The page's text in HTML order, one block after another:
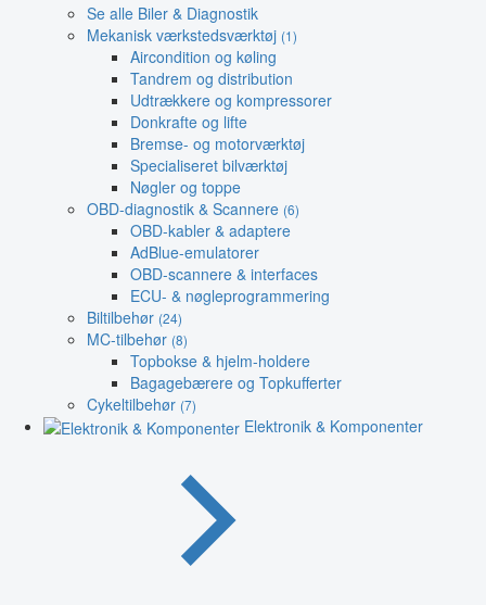
Se alle Biler & Diagnostik
Mekanisk værkstedsværktøj (1)
Aircondition og køling
Tandrem og distribution
Udtrækkere og kompressorer
Donkrafte og lifte
Bremse- og motorværktøj
Specialiseret bilværktøj
Nøgler og toppe
OBD-diagnostik & Scannere (6)
OBD-kabler & adaptere
AdBlue-emulatorer
OBD-scannere & interfaces
ECU- & nøgleprogrammering
Biltilbehør (24)
MC-tilbehør (8)
Topbokse & hjelm-holdere
Bagagebærere og Topkufferter
Cykeltilbehør (7)
Elektronik & Komponenter